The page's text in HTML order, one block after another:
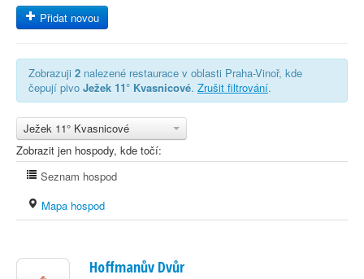
Přidat novou
Zobrazuji 2 nalezené restaurace v oblasti Praha-Vinoř, kde
čepují pivo Ježek 11° Kvasnicové. Zrušit filtrování.
Ježek 11° Kvasnicové
Zobrazit jen hospody, kde točí:
Seznam hospod
Mapa hospod
Hoffmanův Dvůr